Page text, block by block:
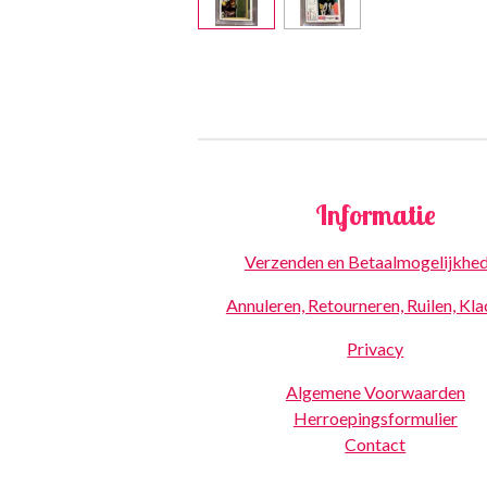
Informatie
Verzenden en
Annuleren, Retourneren, Ruilen,
Privacy
Algemene Voorwaarden
Herroepingsformulier
Contact